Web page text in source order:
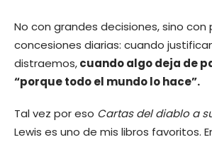
No con grandes decisiones, sino con
concesiones diarias: cuando
distraemos,cuando algo deja de
“porque todo el mundo lo hace”.
Tal vez por eso Cartas del diablo a
Lewis es uno de mis libros favoritos.